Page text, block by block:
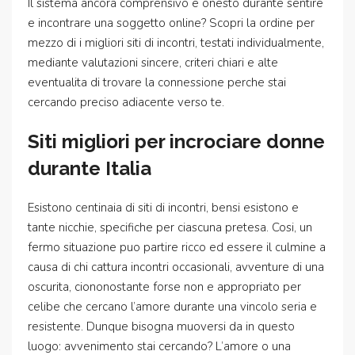
Il sistema ancora comprensivo e onesto durante sentire
e incontrare una soggetto online? Scopri la ordine per
mezzo di i migliori siti di incontri, testati individualmente,
mediante valutazioni sincere, criteri chiari e alte
eventualita di trovare la connessione perche stai
cercando preciso adiacente verso te.
Siti migliori per incrociare donne
durante Italia
Esistono centinaia di siti di incontri, bensi esistono e
tante nicchie, specifiche per ciascuna pretesa. Cosi, un
fermo situazione puo partire ricco ed essere il culmine a
causa di chi cattura incontri occasionali, avventure di una
oscurita, ciononostante forse non e appropriato per
celibe che cercano l’amore durante una vincolo seria e
resistente. Dunque bisogna muoversi da in questo
luogo: avvenimento stai cercando? L’amore o una